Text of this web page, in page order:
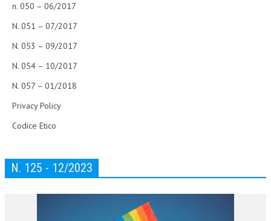
n. 050 – 06/2017
N. 051 – 07/2017
N. 053 – 09/2017
N. 054 – 10/2017
N. 057 – 01/2018
Privacy Policy
Codice Etico
N. 125 - 12/2023